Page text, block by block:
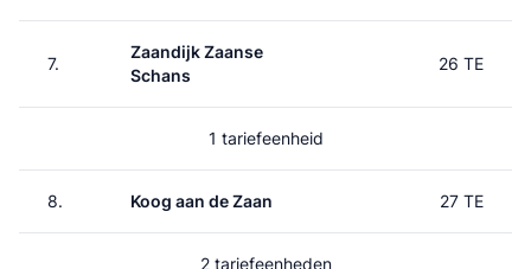
7.
Zaandijk Zaanse
Schans
26 TE
1 tariefeenheid
8. Koog aan de Zaan 27 TE
2 tariefeenheden